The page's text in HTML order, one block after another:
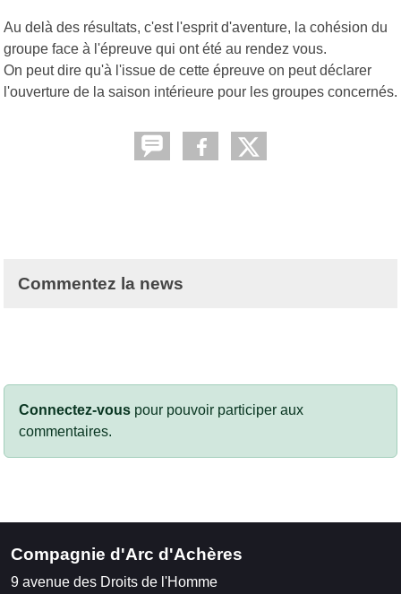
Au delà des résultats, c'est l'esprit d'aventure, la cohésion du
groupe face à l'épreuve qui ont été au rendez vous.
On peut dire qu'à l'issue de cette épreuve on peut déclarer
l'ouverture de la saison intérieure pour les groupes concernés.
Commentez la news
Connectez-vous pour pouvoir participer aux
commentaires.
Compagnie d'Arc d'Achères
9 avenue des Droits de l'Homme